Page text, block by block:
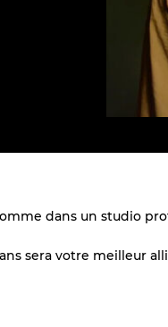
dans un studio
sera votre meilleur